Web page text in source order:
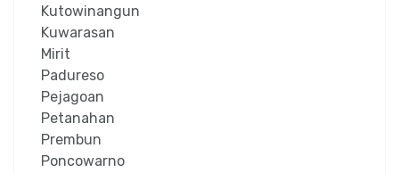
Kutowinangun
Kuwarasan
Mirit
Padureso
Pejagoan
Petanahan
Prembun
Poncowarno